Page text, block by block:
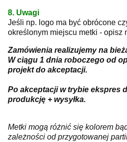
8. Uwagi
Jeśli np. logo ma być obrócone
określonym miejscu metki - opisz
Zamówienia realizujemy na
W ciągu 1 dnia roboczego od
projekt do akceptacji.
Po akceptacji w trybie ekspres
produkcję + wysyłka.
Metki mogą różnić się kolorem
zależności od przygotowanej